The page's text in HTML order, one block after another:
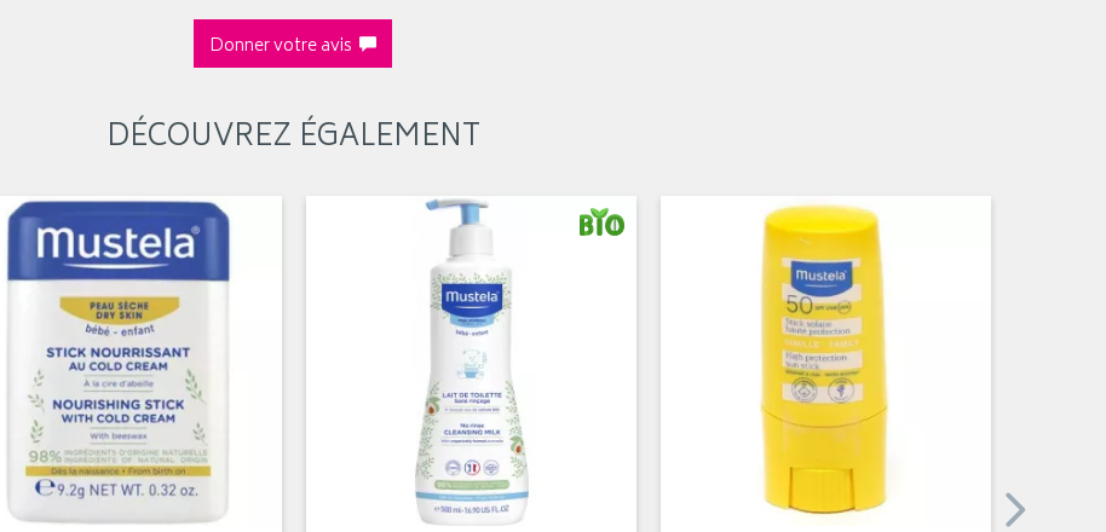
Donner votre avis
DÉCOUVREZ ÉGALEMENT